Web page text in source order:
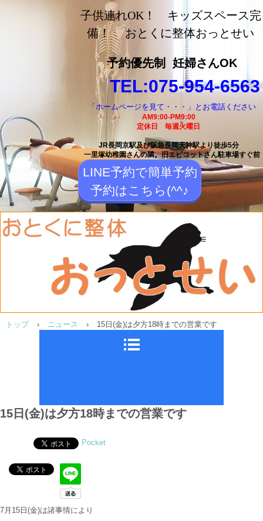
長岡京市の整体【おとく
に整体おっとせい】長岡
京駅と長岡天神駅から徒
歩5分の整体院
子供連れOK！ キッズスペース完
備！ おとくに整体おっとせい
予約優先制 妊婦さんOK
TEL:075-954-6563
「ホームページを見て・・・」とお電話ください
AM9:00-PM9:00
定休日 毎週火曜日
JR長岡京駅及び阪急長岡天神駅より徒歩5分
一里塚幼稚園さんの隣。旧エピコットさん駐車場すぐ前
LINE予約で簡単予約
予約はこちら(^^♪
トップ › ニュース › 15日(金)は夕方18時までの営業です
15日(金)は夕方18時までの営業です
Pocket
7月15日(金)は諸事情により